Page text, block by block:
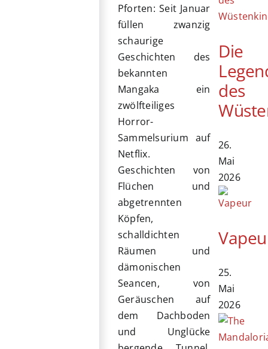
Pforten: Seit Januar
füllen zwanzig
schaurige
Geschichten des
bekannten
Mangaka ein
zwölfteiliges
Horror-
Sammelsurium auf
Netflix.
Geschichten von
Flüchen und
abgetrennten
Köpfen,
schalldichten
Räumen und
dämonischen
Seancen, von
Geräuschen auf
dem Dachboden
und Unglücke
Die
des
26.
Mai
2026
25.
Mai
2026